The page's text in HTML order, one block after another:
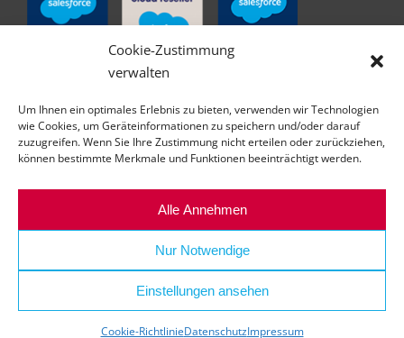
Cookie-Zustimmung
verwalten
Um Ihnen ein optimales Erlebnis zu bieten, verwenden wir Technologien
wie Cookies, um Geräteinformationen zu speichern und/oder darauf
zuzugreifen. Wenn Sie Ihre Zustimmung nicht erteilen oder zurückziehen,
können bestimmte Merkmale und Funktionen beeinträchtigt werden.
Alle Annehmen
Nur Notwendige
Einstellungen ansehen
Cookie-RichtlinieDatenschutzImpressum
© Copyright | All right reserved | abilex GmbH